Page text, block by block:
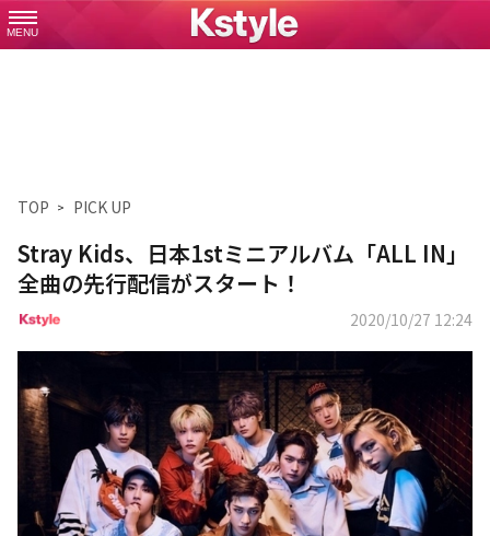
MENU
TOP PICK UP
Stray Kids、日本1stミニアルバム「ALL IN」
全曲の先行配信がスタート！
2020/10/27 12:24